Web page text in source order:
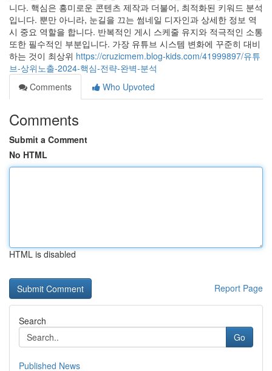
니다. 핵심은 흥미로운 콘텐츠 제작과 더불어, 최적화된 키워드 분석
입니다. 뿐만 아니라, 눈길을 끄는 썸네일 디자인과 상세한 정보 역
시 중요 역할을 합니다. 반복적인 게시 스케줄 유지와 적극적인 소통
또한 필수적인 부분입니다. 가장 유튜브 시스템 변화에 꾸준히 대비
하는 것이 최상위 https://cruzicmem.blog-kids.com/41999897/유튜
브-상위노출-2024-핵심-전략-완벽-분석
Comments
Who Upvoted
Comments
Submit a Comment
No HTML
HTML is disabled
Report Page
Search
Go
Published News